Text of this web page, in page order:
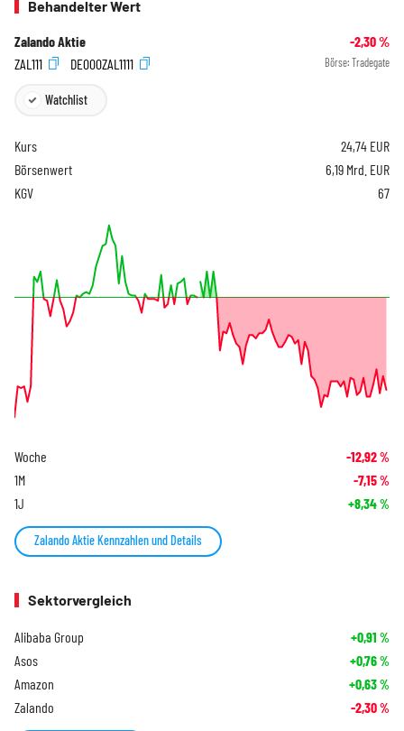
Behandelter Wert
Zalando Aktie -2,30%
ZAL111
DE000ZAL1111 Börse: Tradegate
Watchlist
Kurs 24,74 EUR
Börsenwert
6,19 Mrd. EUR
KGV
67
Woche -12,92%
1M -7,15%
1J +8,34%
Zalando Aktie Kennzahlen und Details
Sektorvergleich
Alibaba Group +0,91 %
Asos +0,76%
Amazon +0,63%
Zalando -2,30%